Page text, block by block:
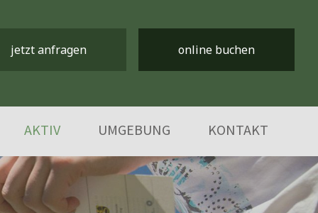
jetzt anfragen online buchen
AKTIV UMGEBUNG KONTAKT